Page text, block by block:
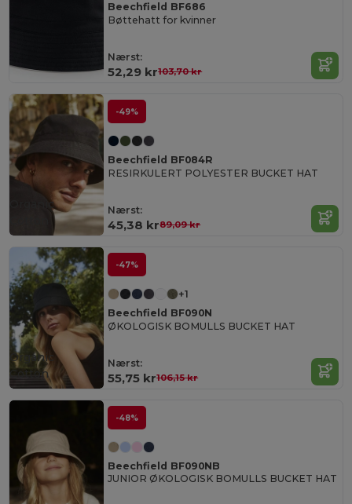
Beechfield BF686
Bøttehatt for kvinner
Nærst:
52,29 kr103,70 kr
-49%
Beechfield BF084R
RESIRKULERT POLYESTER BUCKET HAT
Nærst:
45,38 kr89,09 kr
Organic
-47%
+1
Beechfield BF090N
ØKOLOGISK BOMULLS BUCKET HAT
Nærst:
55,75 kr106,15 kr
Organic
Cotton
-48%
Beechfield BF090NB
JUNIOR ØKOLOGISK BOMULLS BUCKET HAT